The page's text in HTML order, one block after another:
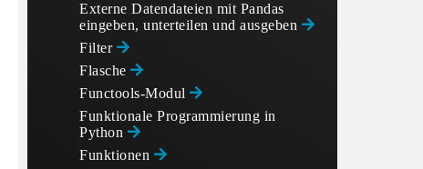
Externe Datendateien mit Pandas
eingeben, unterteilen und ausgeben
Filter
Flasche
Functools-Modul
Funktionale Programmierung in
Python
Funktionen